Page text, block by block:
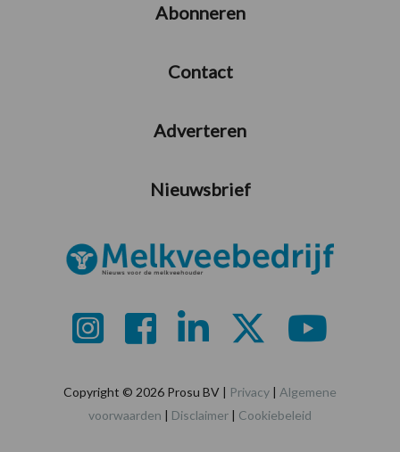
Abonneren
Contact
Adverteren
Nieuwsbrief
Copyright © 2026 Prosu BV | Privacy | Algemene
voorwaarden | Disclaimer | Cookiebeleid